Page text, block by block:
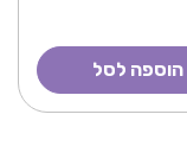
הוספה לסל